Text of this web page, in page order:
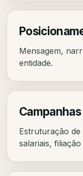
Mensagem,
entidade.
Estruturação
salariais,